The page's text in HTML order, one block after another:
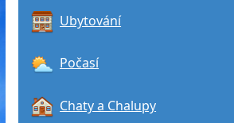
Ubytování
Počasí
Chaty a Chalupy